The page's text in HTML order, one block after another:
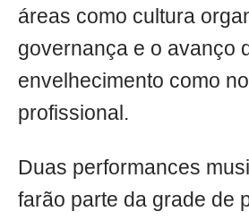
áreas como cultura
governança e o avanço
envelhecimento como
profissional.
Duas performances
farão parte da grade de